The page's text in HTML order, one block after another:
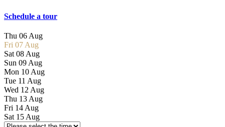
Schedule a tour
Thu 06 Aug
Fri 07 Aug
Sat 08 Aug
Sun 09 Aug
Mon 10 Aug
Tue 11 Aug
Wed 12 Aug
Thu 13 Aug
Fri 14 Aug
Sat 15 Aug